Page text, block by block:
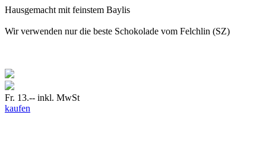
Hausgemacht mit feinstem Baylis
Wir verwenden nur die beste Schokolade vom Felchlin (SZ)
Fr. 13.-- inkl. MwSt
kaufen